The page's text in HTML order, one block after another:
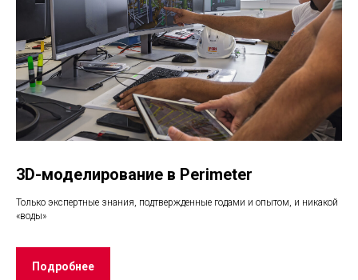
3D-моделирование в Perimeter
Только экспертные знания, подтвержденные годами и опытом, и никакой
«воды»
Подробнее